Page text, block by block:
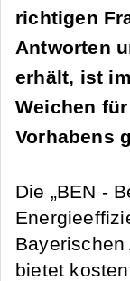
richtigen
Antworten
erhält, ist
Weichen
Vorhabens
Die „BEN -
bietet